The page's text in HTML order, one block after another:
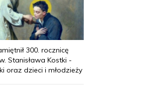
300. rocznicę
Stanisława Kostki -
oraz dzieci i młodzieży